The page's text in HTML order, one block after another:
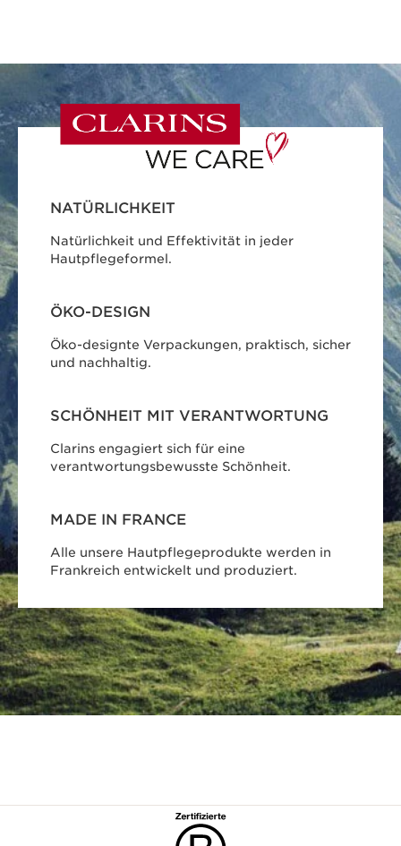
NATÜRLICHKEIT
Natürlichkeit und Effektivität in jeder
Hautpflegeformel.
ÖKO-DESIGN
Öko-designte Verpackungen, praktisch, sicher
und nachhaltig.
SCHÖNHEIT MIT VERANTWORTUNG
Clarins engagiert sich für eine
verantwortungsbewusste Schönheit.
MADE IN FRANCE
Alle unsere Hautpflegeprodukte werden in
Frankreich entwickelt und produziert.